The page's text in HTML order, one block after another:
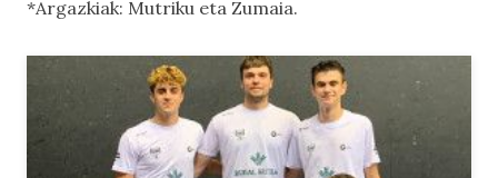
*Argazkiak: Mutriku eta Zumaia.